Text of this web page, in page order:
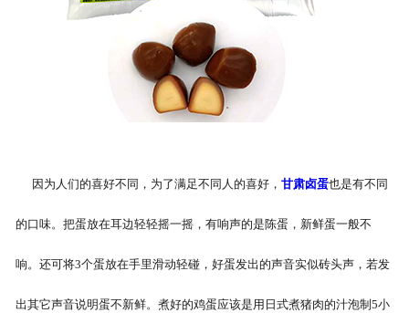
因为人们的喜好不同，为了满足不同人的喜好， 甘肃卤蛋也是有不同
的口味。把蛋放在耳边轻轻摇一摇，有响声的是陈蛋，新鲜蛋一般不
响。还可将3个蛋放在手里滑动轻碰，好蛋发出的声音实似砖头声，若发
出其它声音说明蛋不新鲜。煮好的鸡蛋应该是用日式煮猪肉的汁泡制5小